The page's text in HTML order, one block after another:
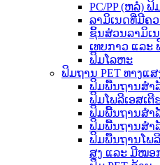
PC/PP (ຫລໍ່)
ລາມິເນດທີ່ມີຄ
ຊິ້ນສ່ວນລາມິເ
ເທບກາວ ແລະ
ຟິມໂລຫະ
ຟິມຖານ PET ທາງແສ
ຟິມພື້ນຖານສຳ
ຟິມໂພລີເອສເຕີ
ຟິມພື້ນຖານສຳ
ຟິມພື້ນຖານສຳ
ຟິມພື້ນຖານໂພ
ສູງ ແລະ ມີໝອ